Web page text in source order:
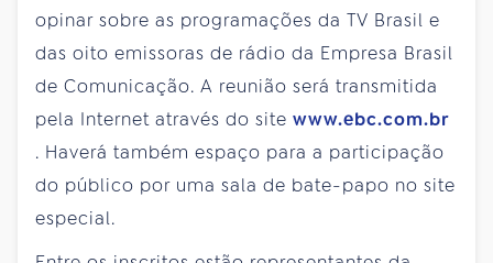
opinar sobre as programações da TV Brasil e
das oito emissoras de rádio da Empresa Brasil
de Comunicação. A reunião será transmitida
pela Internet através do site www.ebc.com.br
. Haverá também espaço para a participação
do público por uma sala de bate-papo no site
especial.